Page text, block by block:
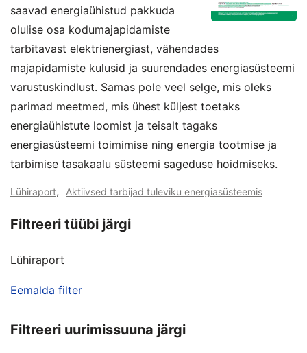
saavad energiaühistud pakkuda
olulise osa kodumajapidamiste
tarbitavast elektrienergiast, vähendades
majapidamiste kulusid ja suurendades energiasüsteemi
varustuskindlust. Samas pole veel selge, mis oleks
parimad meetmed, mis ühest küljest toetaks
energiaühistute loomist ja teisalt tagaks
energiasüsteemi toimimise ning energia tootmise ja
tarbimise tasakaalu süsteemi sageduse hoidmiseks.
Lühiraport, Aktiivsed tarbijad tuleviku energiasüsteemis
Filtreeri tüübi järgi
Lühiraport
Eemalda filter
Filtreeri uurimissuuna järgi